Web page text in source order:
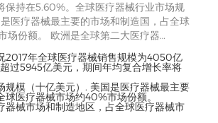
保持在5.60%。全球医疗器械行业市场规
医疗器械最主要的市场和制造国，占全球
场份额。 欧洲是全球第二大医疗器…
2017年全球医疗器械销售规模为4050亿
过5945亿美元，期间年均复合增长率将
规模（十亿美元）. 美国是医疗器械最主要
球医疗器械市场约40%市场份额。
器械市场和制造地区，占全球医疗器械市